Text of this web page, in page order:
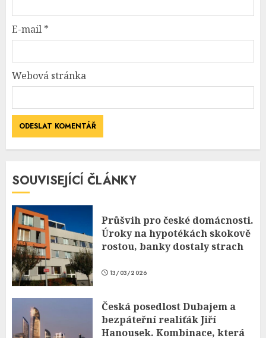
E-mail *
Webová stránka
SOUVISEJÍCÍ ČLÁNKY
Průšvih pro české domácnosti.
Úroky na hypotékách skokově
rostou, banky dostaly strach
13/03/2026
Česká posedlost Dubajem a
bezpáteřní realiťák Jiří
Hanousek. Kombinace, která